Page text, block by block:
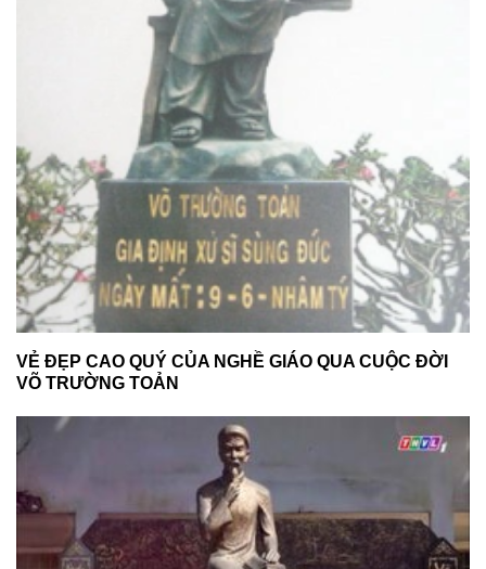
VẺ ĐẸP CAO QUÝ CỦA NGHỀ GIÁO QUA CUỘC ĐỜI
VÕ TRƯỜNG TOẢN